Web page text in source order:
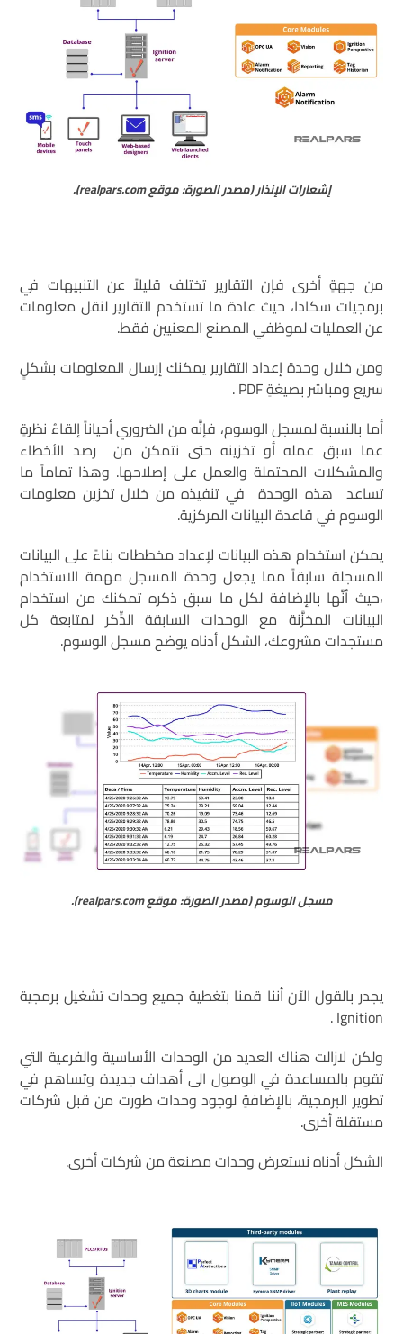
إشعارات الإنذار (مصدر الصورة: موقع realpars.com).
من جهةٍ أخرى فإن التقارير تختلف قليلاً عن التنبيهات في
برمجيات سكادا، حيث عادة ما تستخدم التقارير لنقل معلومات
عن العمليات لموظفي المصنع المعنيين فقط.
ومن خلال وحدة إعداد التقارير يمكنك إرسال المعلومات بشكلٍ
سريع ومباشر بصيغةِ PDF .
أما بالنسبة لمسجل الوسوم، فإنَّه من الضروري أحياناً إلقاءُ نظرةٍ
عما سبق عمله أو تخزينه حتى نتمكن من رصد الأخطاء
والمشكلات المحتملة والعمل على إصلاحها. وهذا تماماً ما
تساعد هذه الوحدة في تنفيذه من خلال تخزين معلومات
الوسوم في قاعدة البيانات المركزية.
يمكن استخدام هذه البيانات لإعداد مخططات بناءً على البيانات
المسجلة سابقاً مما يجعل وحدة المسجل مهمة الاستخدام
،حيث أنَّها بالإضافة لكل ما سبق ذكره تمكنك من استخدام
البيانات المخزَّنة مع الوحدات السابقة الذِّكر لمتابعة كل
مستجدات مشروعك، الشكل أدناه يوضح مسجل الوسوم.
مسجل الوسوم (مصدر الصورة: موقع realpars.com).
يجدر بالقول الآن أننا قمنا بتغطية جميع وحدات تشغيل برمجية
Ignition .
ولكن لازالت هناك العديد من الوحدات الأساسية والفرعية التي
تقوم بالمساعدة في الوصول الى أهداف جديدة وتساهم في
تطوير البرمجية، بالإضافةِ لوجود وحدات طورت من قبل شركات
مستقلة أخرى.
الشكل أدناه نستعرض وحدات مصنعة من شركات أخرى.